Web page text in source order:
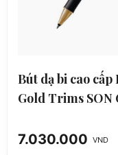
Bút dạ bi cao
Gold Trims SON
7.030.000 VND